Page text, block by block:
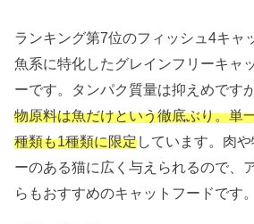
ランキング第7位のフィッシュ4キャ
魚系に特化したグレインフリーキャ
ーです。タンパク質量は抑えめです
物原料は魚だけという徹底ぶり。単
種類も1種類に限定しています。肉
ーのある猫に広く与えられるので、
らもおすすめのキャットフードです。